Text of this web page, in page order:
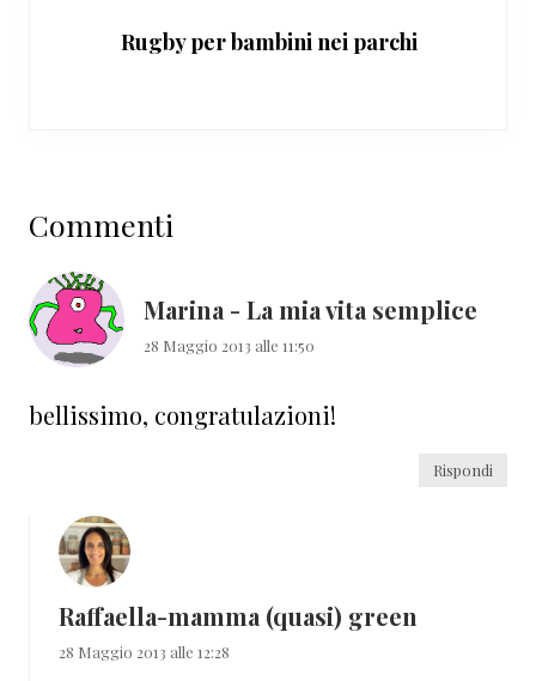
Rugby per bambini nei parchi
del
lettore
Commenti
Marina - La mia vita semplice
28 Maggio 2013 alle 11:50
bellissimo, congratulazioni!
Rispondi
Raffaella-mamma (quasi) green
28 Maggio 2013 alle 12:28